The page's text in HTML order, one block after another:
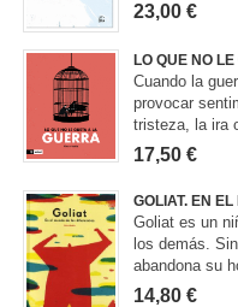
23,00 €
LO QUE NO
Cuando la
provocar
tristeza, la ira
17,50 €
GOLIAT. EN
Goliat es un
los demás.
abandona su
14,80 €